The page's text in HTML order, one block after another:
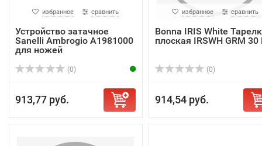
избранное сравнить
Устройство затачное
Sanelli Ambrogio A1981000
для ножей
(0)
913,77 руб.
избранное сравнить
Bonna IRIS White
плоская IRSWH GRM 30
(0)
914,54 руб.